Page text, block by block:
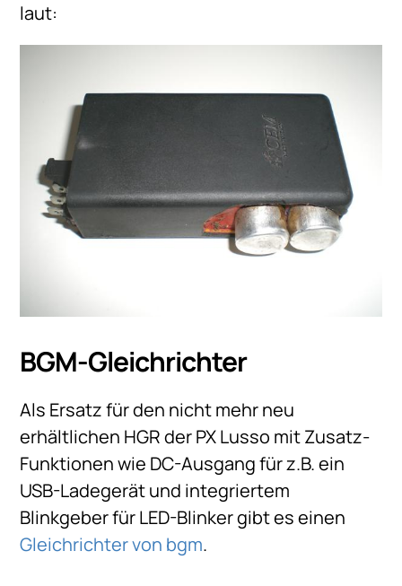
laut:
BGM-Gleichrichter
Als Ersatz für den nicht mehr neu
erhältlichen HGR der PX Lusso mit Zusatz-
Funktionen wie DC-Ausgang für z.B. ein
USB-Ladegerät und integriertem
Blinkgeber für LED-Blinker gibt es einen
Gleichrichter von bgm.